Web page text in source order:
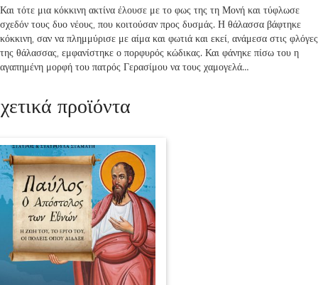
Και τότε μια κόκκινη ακτίνα έλουσε με το φως της τη Μονή και τύφλωσε
σχεδόν τους δυο νέους, που κοιτούσαν προς δυσμάς. Η θάλασσα βάφτηκε
κόκκινη, σαν να πλημμύρισε με αίμα και φωτιά και εκεί, ανάμεσα στις φλόγες
της θάλασσας, εμφανίστηκε ο πορφυρός κώδικας. Και φάνηκε πίσω του η
αγαπημένη μορφή του πατρός Γερασίμου να τους χαμογελά…
προϊόντα